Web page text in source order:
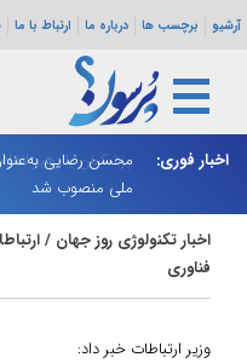
آرشیو برچسب ها درباره ما ارتباط با ما
اخبار فوری:
محسن رضایی
ملی منصوب شد
اخبار تکنولوژی روز جهان /
فناوری
وزیر ارتباطات خبر داد: